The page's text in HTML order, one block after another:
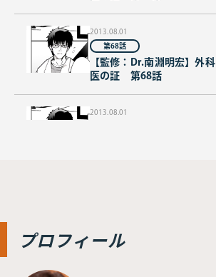
2013.08.01
第68話
【監修：Dr.南淵明宏】外科
医の証 第68話
2013.08.01
医の証 第66話
プロフィール